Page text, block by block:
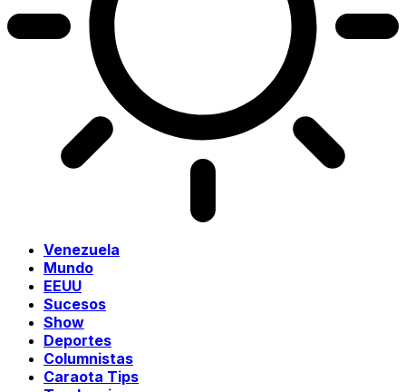
Venezuela
Mundo
EEUU
Sucesos
Show
Deportes
Columnistas
Caraota Tips